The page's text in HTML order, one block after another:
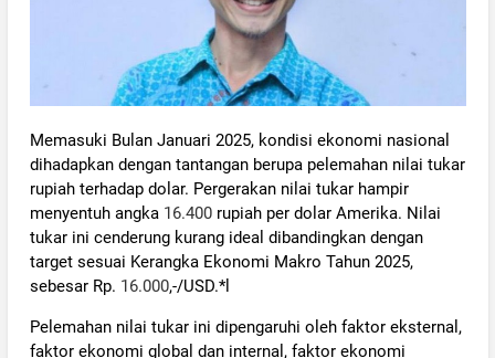
Memasuki Bulan Januari 2025, kondisi ekonomi nasional
dihadapkan dengan tantangan berupa pelemahan nilai tukar
rupiah terhadap dolar. Pergerakan nilai tukar hampir
menyentuh angka 16.400rupiah per dolar Amerika. Nilai
tukar ini cenderung kurang ideal dibandingkan dengan
target sesuai Kerangka Ekonomi Makro Tahun 2025,
sebesar Rp. 16.000,-/USD.*l
Pelemahan nilai tukar ini dipengaruhi oleh faktor eksternal,
faktor ekonomi global dan internal, faktor ekonomi